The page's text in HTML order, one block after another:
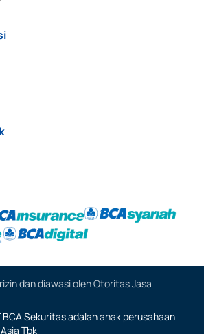
dan diawasi oleh Otoritas Jasa
Sekuritas adalah anak perusahaan
Tbk